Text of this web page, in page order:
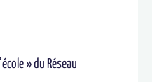
» du Réseau